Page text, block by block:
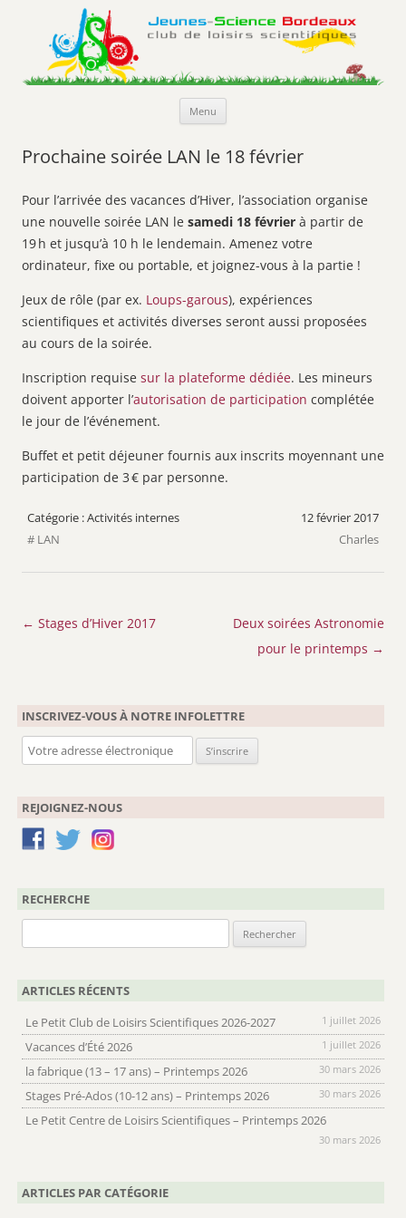
Jeunes-Science Bordeaux
Club de loisirs scientifiques
Menu
Prochaine soirée LAN le 18 février
Pour l’arrivée des vacances d’Hiver, l’association organise
une nouvelle soirée LAN le samedi 18 février à partir de
19 h et jusqu’à 10 h le lendemain. Amenez votre
ordinateur, fixe ou portable, et joignez-vous à la partie !
Jeux de rôle (par ex. Loups-garous), expériences
scientifiques et activités diverses seront aussi proposées
au cours de la soirée.
Inscription requise sur la plateforme dédiée. Les mineurs
doivent apporter l’autorisation de participation complétée
le jour de l’événement.
Buffet et petit déjeuner fournis aux inscrits moyennant une
participation de 3 € par personne.
Activités internes
LAN
12 février 2017
Charles
Navigation
← Stages d’Hiver 2017
Deux soirées Astronomie
pour le printemps →
INSCRIVEZ-VOUS À NOTRE INFOLETTRE
REJOIGNEZ-NOUS
RECHERCHE
ARTICLES RÉCENTS
Le Petit Club de Loisirs Scientifiques 2026-2027
1 juillet 2026
Vacances d’Été 2026 1 juillet 2026
la fabrique (13 – 17 ans) – Printemps 2026 30 mars 2026
Stages Pré-Ados (10-12 ans) – Printemps 2026 30 mars 2026
Le Petit Centre de Loisirs Scientifiques – Printemps 2026
30 mars 2026
ARTICLES PAR CATÉGORIE